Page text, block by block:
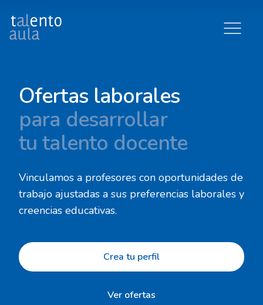
Talento al aula
Ofertas laborales
para desarrollar
tu talento docente
Vinculamos a profesores con oportunidades de
trabajo ajustadas a sus preferencias laborales y
creencias educativas.
Crea tu perfil
Ver ofertas